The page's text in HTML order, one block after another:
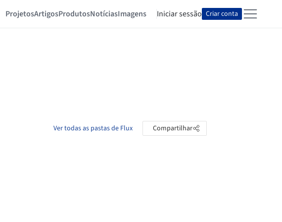
ProjetosArtigosProdutosNotíciasImagens Iniciar sessão Criar conta
Ver todas as pastas de Flux Compartilhar